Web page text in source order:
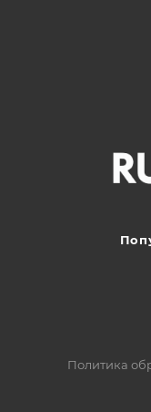
Политика